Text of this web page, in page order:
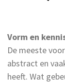
Vorm en
De meeste
abstract en
heeft. Wat